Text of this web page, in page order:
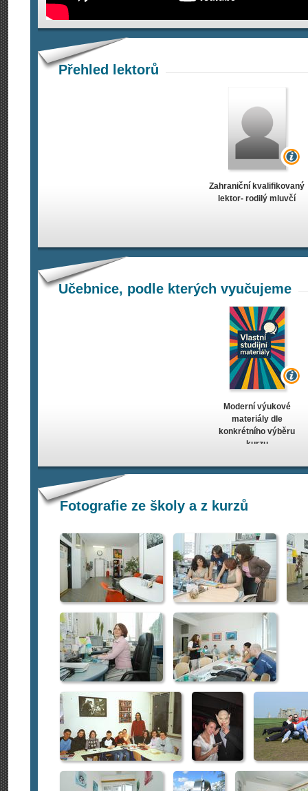
Přehled lektorů
Zahraniční kvalifikovaný
lektor- rodilý mluvčí
Učebnice, podle kterých vyučujeme
Moderní výukové
materiály dle
konkrétního výběru
kurzu
Fotografie ze školy a z kurzů